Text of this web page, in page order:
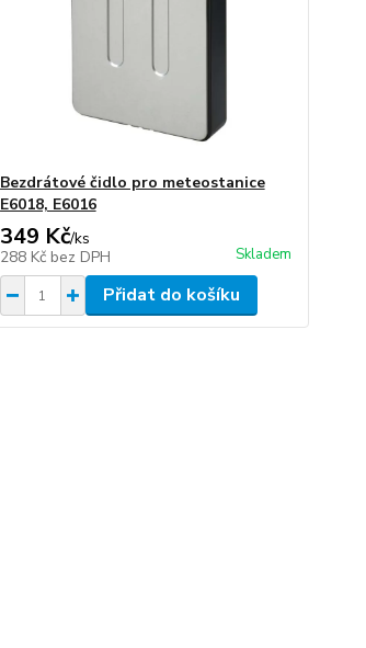
Bezdrátové čidlo pro meteostanice
E6018, E6016
349 Kč/ks
288 Kč bez DPH Skladem
Přidat do košíku